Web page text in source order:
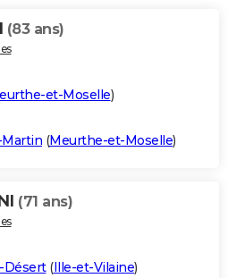
(83 ans)
et-Moselle)
(Meurthe-et-Moselle)
(71 ans)
Désert(Ille-et-Vilaine)